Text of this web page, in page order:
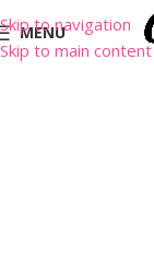
Skip to navigation
Skip to main content
MENU